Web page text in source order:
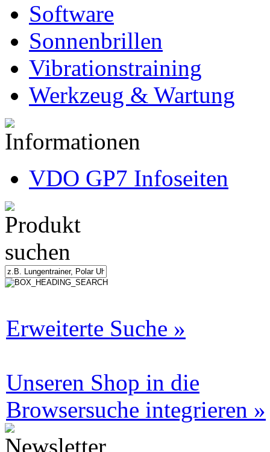
Software
Sonnenbrillen
Vibrationstraining
Werkzeug & Wartung
VDO GP7 Infoseiten
Erweiterte Suche »
Unseren Shop in die
Browsersuche integrieren »